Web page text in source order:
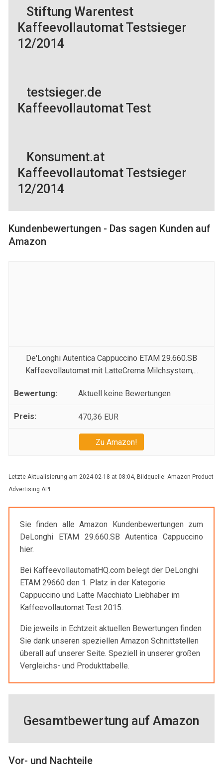
Stiftung Warentest
Kaffeevollautomat Testsieger
12/2014
testsieger.de
Kaffeevollautomat Test
Konsument.at
Kaffeevollautomat Testsieger
12/2014
Kundenbewertungen - Das sagen Kunden auf
Amazon
De'Longhi Autentica Cappuccino ETAM 29.660.SB
Kaffeevollautomat mit LatteCrema Milchsystem,...
Aktuell keine Bewertungen
470,36 EUR
Zu Amazon!
Letzte Aktualisierung am 2024-02-18 at 08:04, Bildquelle: Amazon Product
Advertising API
Sie finden alle Amazon Kundenbewertungen zum
DeLonghi ETAM 29.660.SB Autentica Cappuccino
hier.
Bei KaffeevollautomatHQ.com belegt der DeLonghi
ETAM 29660 den 1. Platz in der Kategorie
Cappuccino und Latte Macchiato Liebhaber im
Kaffeevollautomat Test 2015.​
Die jeweils in Echtzeit aktuellen Bewertungen finden
Sie dank unseren speziellen Amazon Schnittstellen
überall auf unserer Seite. Speziell in unserer großen
Vergleichs- und Produkttabelle.
Gesamtbewertung auf Amazon
Vor- und Nachteile